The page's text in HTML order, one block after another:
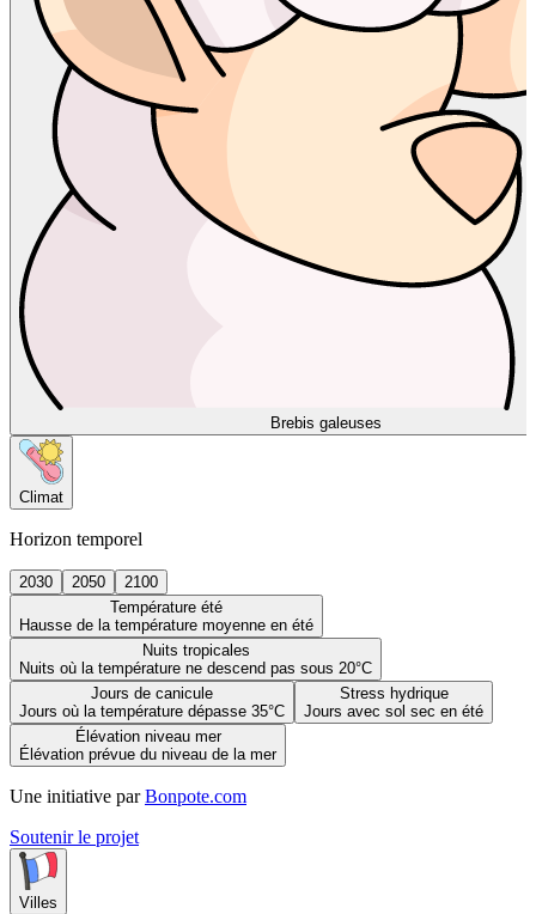
Brebis galeuses
Climat
Horizon temporel
2030 2050
2100
Température été
Hausse de la température moyenne en été
Nuits tropicales
Nuits où la température ne descend pas sous 20°C
Jours de canicule
Jours où la température dépasse 35°C
Stress hydrique
Jours avec sol sec en été
Élévation niveau mer
Élévation prévue du niveau de la mer
Une initiative par Bonpote.com
Soutenir le projet
Villes